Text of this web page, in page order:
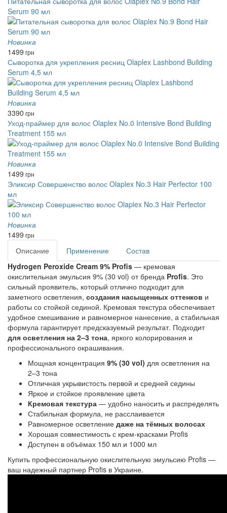
Serum 90 мл
Новинка
1499 грн
Сыворотка для укрепления ресниц Olaplex Lashbond Building
Serum 4,5 мл
Новинка
3390 грн
Уход-праймер для волос Olaplex No.0 Intensive Bond Building
Treatment 155 мл
Новинка
1499 грн
Эликсир Совершенство волос Olaplex No.3 Hair Perfector 100
мл
Новинка
1499 грн
Описание Применение
Состав
Hydrogen Peroxide Cream 9% Profis — кремовая
окислительная эмульсия 9% (30 vol) от бренда Profis. Это
сильный проявитель, который отлично подходит для
заметного осветления, создания насыщенных оттенков и
работы со стойкой сединой. Кремовая текстура обеспечивает
удобное смешивание и равномерное нанесение, а стабильная
формула гарантирует предсказуемый результат. Подходит
для осветления на 2–3 тона, яркого колорирования и
профессионального окрашивания.
Мощная концентрация 9% (30 vol) для осветления на
2–3 тона
Отличная укрывистость первой и средней седины
Яркое и стойкое проявление цвета
Кремовая текстура — удобно наносить и распределять
Стабильная формула, не расслаивается
Равномерное осветление даже на тёмных волосах
Хорошая совместимость с крем-красками Profis
Доступен в объёмах 150 мл и 1000 мл
Купить профессиональную окислительную эмульсию Profis —
ваш надежный партнер Profis в Украине.